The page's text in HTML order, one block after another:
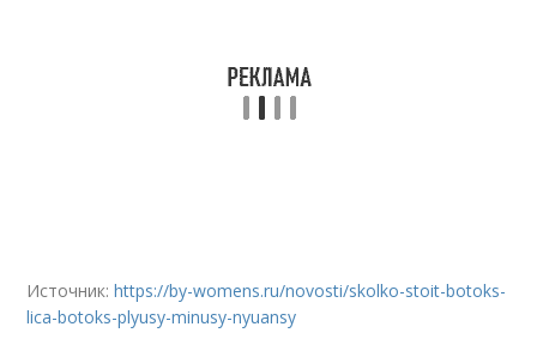
Источник:https://by-womens.ru/novosti/skolko-stoit-botoks-
lica-botoks-plyusy-minusy-nyuansy